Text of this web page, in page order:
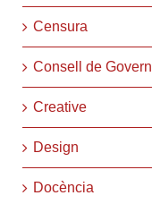
Censura
Consell de Govern
Creative
Design
Docència